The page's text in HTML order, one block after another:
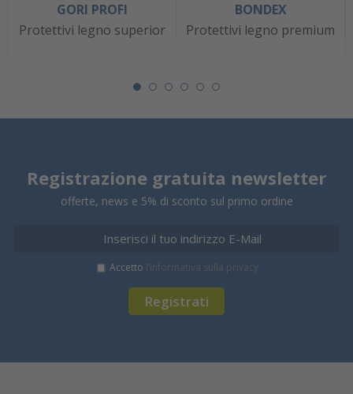
GORI PROFI
Protettivi legno superior
BONDEX
Protettivi legno premium
Registrazione gratuita newsletter
offerte, news e 5% di sconto sul primo ordine
Registrati
Accetto l’informativa sulla privacy